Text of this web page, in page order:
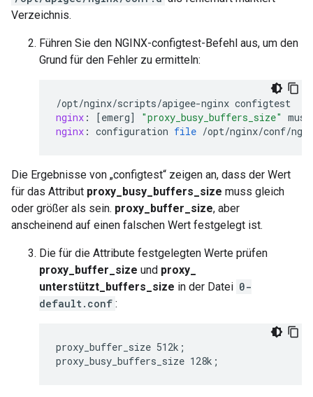
Verzeichnis.
Führen Sie den NGINX-configtest-Befehl aus, um den
Grund für den Fehler zu ermitteln:
/opt/nginx/scripts/apigee-nginx configtest
nginx : [emerg] "proxy_busy_buffers_size" must
nginx : configuration file /opt/nginx/conf/
Die Ergebnisse von „configtest“ zeigen an, dass der Wert
für das Attribut proxy_busy_buffers_size muss gleich
oder größer als sein. proxy_buffer_size, aber
anscheinend auf einen falschen Wert festgelegt ist.
Die für die Attribute festgelegten Werte prüfen
proxy_buffer_size und proxy_
unterstützt_buffers_size in der Datei 0-
default.conf :
proxy_buffer_size 512k;
proxy_busy_buffers_size 128k;